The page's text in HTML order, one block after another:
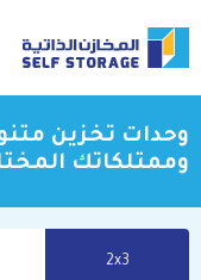
وحدات تخزين
وممتلكاتك
2x3